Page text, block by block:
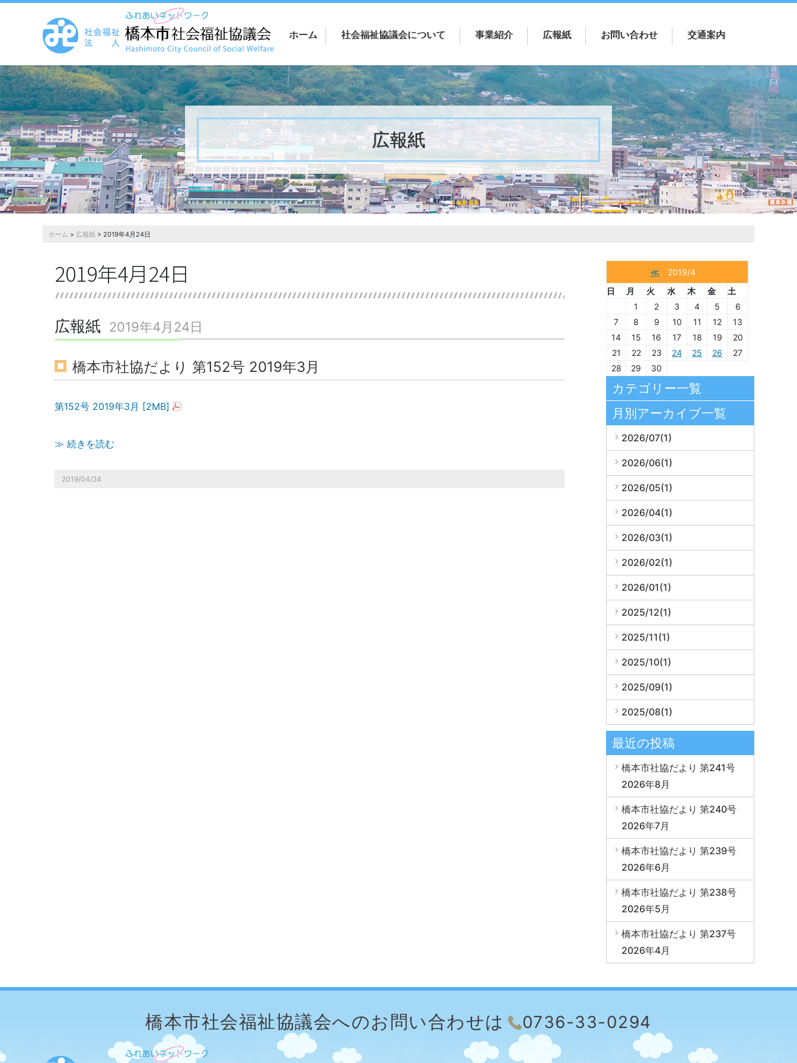
ホーム 社会福祉協議会について 事業紹介 広報紙 お問い合わせ 交通案内
広報紙
ホーム > 広報紙 > 2019年4月24日
2019年4月24日
広報紙 2019年4月24日
橋本市社協だより 第152号 2019年3月
第152号 2019年3月 [2MB]
≫ 続きを読む
2019/04/24
≪ 2019/4
日
月 火 水 木 金
土
1
2 3 4 5
6
7
8 9 10 11 12
13
14
15 16 17 18 19
20
21
22 23 24 25 26
27
28
29 30
カテゴリー一覧
月別アーカイブ一覧
2026/07(1)
2026/06(1)
2026/05(1)
2026/04(1)
2026/03(1)
2026/02(1)
2026/01(1)
2025/12(1)
2025/11(1)
2025/10(1)
2025/09(1)
2025/08(1)
最近の投稿
橋本市社協だより 第241号
2026年8月
橋本市社協だより 第240号
2026年7月
橋本市社協だより 第239号
2026年6月
橋本市社協だより 第238号
2026年5月
橋本市社協だより 第237号
2026年4月
橋本市社会福祉協議会へのお問い合わせは 0736-33-0294